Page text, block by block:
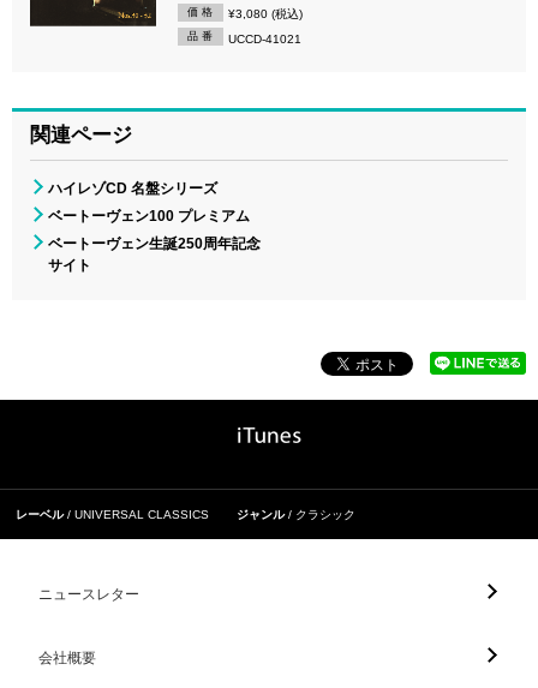
価 格 ¥3,080 (税込)
品 番 UCCD-41021
関連ページ
ハイレゾCD 名盤シリーズ
ベートーヴェン100 プレミアム
ベートーヴェン生誕250周年記念
サイト
レーベル UNIVERSAL CLASSICS ジャンル クラシック
ニュースレター
会社概要